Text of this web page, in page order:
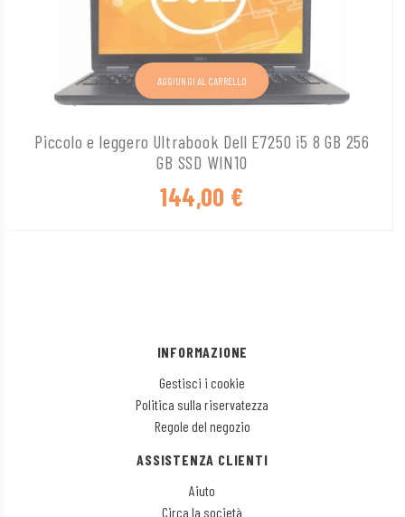
Piccolo e leggero Ultrabook Dell E7250 i5 8 GB 256
GB SSD WIN10
144,00 €
AGGIUNGI AL CARRELLO
INFORMAZIONE
Gestisci i cookie
Politica sulla riservatezza
Regole del negozio
ASSISTENZA CLIENTI
Aiuto
Circa la società